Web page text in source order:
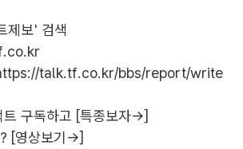
제보' 검색
talk.tf.co.kr/bbs/report/write
트 구독하고 [특종보자→]
[영상보기→]